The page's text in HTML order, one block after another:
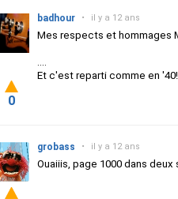
badhour • il y a 12 ans
Mes respects et hommages
....
Et c'est reparti comme en '40!
0
grobass • il y a 12 ans
Ouaiiis, page 1000 dans deux